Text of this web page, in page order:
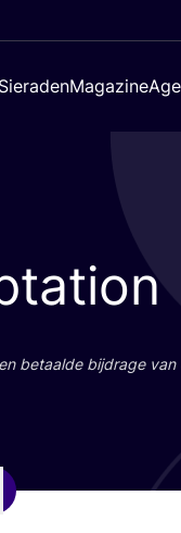
SieradenMagazine
betaal­de bij­dra­ge van